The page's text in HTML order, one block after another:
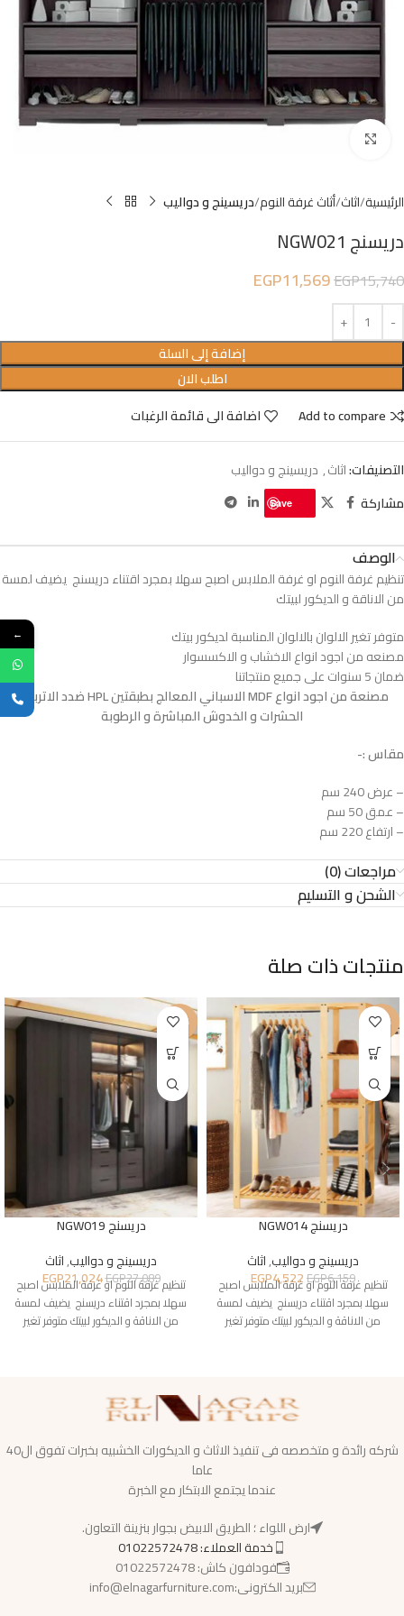
الرئيسية اثاث أثاث غرفة النوم دريسينج و دواليب
دريسنج NGW021
EGP15,740
EGP11,569
إضافة إلى السلة
اطلب الان
Add to compare
اضافة الى قائمة الرغبات
التصنيفات:اثاث, دريسينج و دواليب
مشاركة
Save
الوصف
تنظيم غرفة النوم او غرفة الملابس اصبح سهلا بمجرد اقتناء دريسنج يضيف لمسة
من الاناقة و الديكور لبيتك
متوفر تغير الالوان بالالوان المناسبة لديكور بيتك
مصنعه من اجود انواع الاخشاب و الاكسسوار
ضمان 5 سنوات على جميع منتجاتنا
مصنعة من اجود انواع MDF الاسباني المعالج بطبقتين HPL ضدد الاتربة و
الحشرات و الخدوش المباشرة و الرطوبة
مقاس :-
– عرض 240 سم
– عمق 50 سم
– ارتفاع 220 سم
مراجعات (0)
الشحن و التسليم
منتجات ذات صلة
-27%
دريسنج NGW014
دريسينج و دواليب,اثاث
EGP6,159
EGP4,522
تنظيم غرفة النوم او غرفة الملابس اصبح
سهلا بمجرد اقتناء دريسنج يضيف لمسة
من الاناقة و الديكور لبيتك متوفر تغير
-22%
دريسنج NGW019
دريسينج و دواليب,اثاث
EGP27,089
EGP21,024
تنظيم غرفة النوم او غرفة الملابس اصبح
سهلا بمجرد اقتناء دريسنج يضيف لمسة
من الاناقة و الديكور لبيتك متوفر تغير
شركه رائدة و متخصصه فى تنفيذ الاثاث و الديكورات الخشبيه بخبرات تفوق ال40
عاما
عندما يجتمع الابتكار مع الخبرة
ارض اللواء ؛ الطريق الابيض بجوار بنزينة التعاون.
خدمة العملاء: 01022572478
فودافون كاش: 01022572478
بريد الكترونى:info@elnagarfurniture.com
←